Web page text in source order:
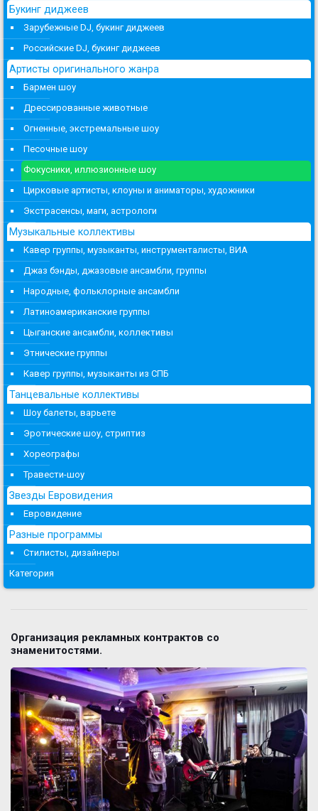
Букинг диджеев
Зарубежные DJ, букинг диджеев
Российские DJ, букинг диджеев
Артисты оригинального жанра
Бармен шоу
Дрессированные животные
Огненные, экстремальные шоу
Песочные шоу
Фокусники, иллюзионные шоу
Цирковые артисты, клоуны и аниматоры, художники
Экстрасенсы, маги, астрологи
Музыкальные коллективы
Кавер группы, музыканты, инструменталисты, ВИА
Джаз бэнды, джазовые ансамбли, группы
Народные, фольклорные ансамбли
Латиноамериканские группы
Цыганские ансамбли, коллективы
Этнические группы
Кавер группы, музыканты из СПБ
Танцевальные коллективы
Шоу балеты, варьете
Эротические шоу, стриптиз
Хореографы
Травести-шоу
Звезды Евровидения
Евровидение
Разные программы
Стилисты, дизайнеры
Категория
Организация рекламных контрактов со
знаменитостями.